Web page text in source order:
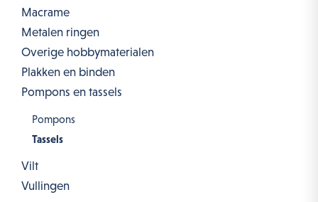
Macrame
Metalen ringen
Overige hobbymaterialen
Plakken en binden
Pompons en tassels
Pompons
Tassels
Vilt
Vullingen